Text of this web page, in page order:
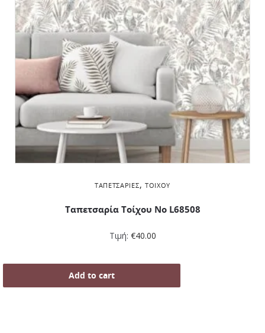
ΤΑΠΕΤΣΑΡΊΕΣ, ΤΟΊΧΟΥ
Ταπετσαρία Τοίχου Νο L68508
Τιμή: €40.00
Add to cart